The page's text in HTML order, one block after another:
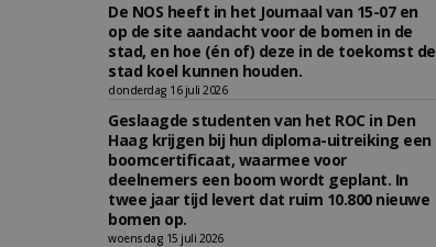
De NOS heeft in het Journaal van 15-07 en
op de site aandacht voor de bomen in de
stad, en hoe (én of) deze in de toekomst de
stad koel kunnen houden.
donderdag 16 juli 2026
Geslaagde studenten van het ROC in Den
Haag krijgen bij hun diploma-uitreiking een
boomcertificaat, waarmee voor
deelnemers een boom wordt geplant. In
twee jaar tijd levert dat ruim 10.800 nieuwe
bomen op.
woensdag 15 juli 2026